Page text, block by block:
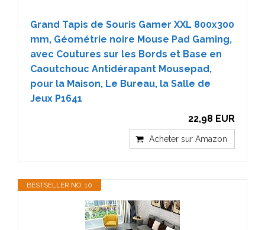
Grand Tapis de Souris Gamer XXL 800x300
mm, Géométrie noire Mouse Pad Gaming,
avec Coutures sur les Bords et Base en
Caoutchouc Antidérapant Mousepad,
pour la Maison, Le Bureau, la Salle de
Jeux P1641
22,98 EUR
Acheter sur Amazon
BESTSELLER NO. 10